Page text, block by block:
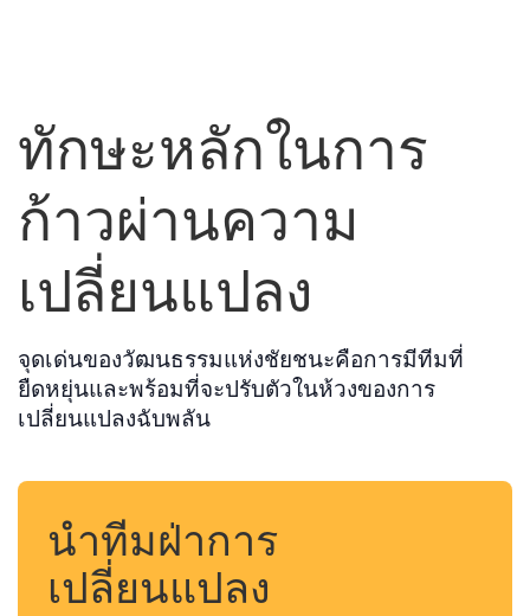
ทักษะหลักในการ
ก้าวผ่านความ
เปลี่ยนแปลง
จุดเด่นของวัฒนธรรมแห่งชัยชนะคือการมีทีมที่
ยืดหยุ่นและพร้อมที่จะปรับตัวในห้วงของการ
เปลี่ยนแปลงฉับพลัน
นำทีมฝ่าการ
เปลี่ยนแปลง